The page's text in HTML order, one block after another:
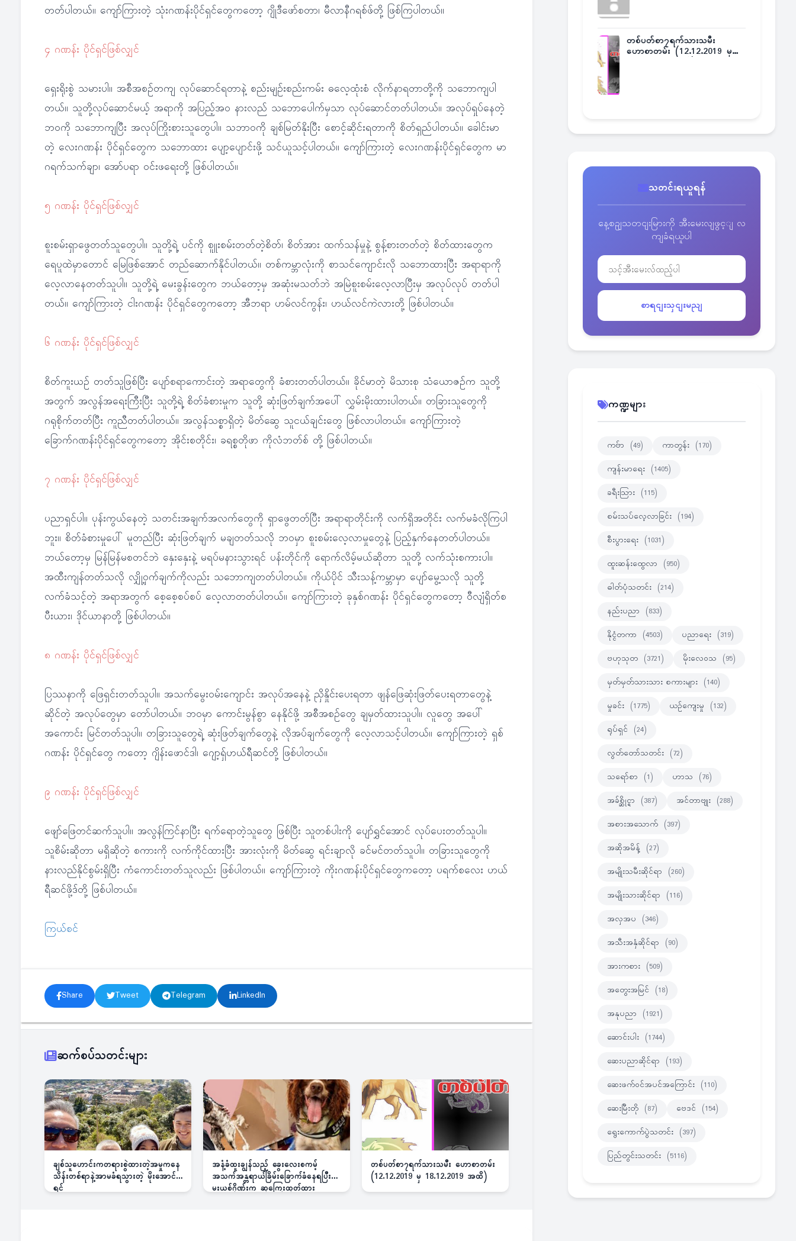
တတ်ပါတယ်။ ကျော်ကြားတဲ့ သုံးဂဏန်းပိုင်ရှင်တွေကတော့ ဂျိုဒီဖော်စတာ၊ မီလာနီဂရစ်ဖ်တို့ ဖြစ်ကြပါတယ်။
၄ ဂဏန်း ပိုင်ရှင်ဖြစ်လျှင်
ရှေးရိုးစွဲ သမားပါ။ အစီအစဉ်တကျ လုပ်ဆောင်ရတာနဲ့ စည်းမျဉ်းစည်းကမ်း ဓလေ့ထုံးစံ လိုက်နာရတာတို့ကို သဘောကျပါ
တယ်။ သူတို့လုပ်ဆောင်မယ့် အရာကို အပြည့်အ၀ နားလည် သဘောပေါက်မှသာ လုပ်ဆောင်တတ်ပါတယ်။ အလုပ်ရှုပ်နေတဲ့
ဘဝကို သဘောကျပြီး အလုပ်ကြိုးစားသူတွေပါ။ သဘာဝကို ချစ်မြတ်နိုးပြီး စောင့်ဆိုင်းရတာကို စိတ်ရှည်ပါတယ်။ ခေါင်းမာ
တဲ့ လေးဂဏန်း ပိုင်ရှင်တွေက သဘောထား ပျော့ပျောင်းဖို့ သင်ယူသင့်ပါတယ်။ ကျော်ကြားတဲ့ လေးဂဏန်းပိုင်ရှင်တွေက မာ
ဂရက်သက်ချာ၊ အော်ပရာ ဝင်းဖရေးတို့ ဖြစ်ပါတယ်။
၅ ဂဏန်း ပိုင်ရှင်ဖြစ်လျှင်
စူးစမ်းရှာဖွေတတ်သူတွေပါ။ သူတို့ရဲ့ ပင်ကို စူူးစမ်းတတ်တဲ့စိတ်၊ စိတ်အား ထက်သန်မှုနဲ့ စွန့်စားတတ်တဲ့ စိတ်ထားတွေက
ရေပူထဲမှာတောင် မြေဖြစ်အောင် တည်ဆောက်နိုင်ပါတယ်။ တစ်ကမ္ဘာလုံးကို စာသင်ကျောင်းလို သဘောထားပြီး အရာရာကို
လေ့လာနေတတ်သူပါ။ သူတို့ရဲ့ မေးခွန်းတွေက ဘယ်တော့မှ အဆုံးမသတ်ဘဲ အမြဲစူးစမ်းလေ့လာပြီးမှ အလုပ်လုပ် တတ်ပါ
တယ်။ ကျော်ကြားတဲ့ ငါးဂဏန်း ပိုင်ရှင်တွေကတော့ အီဘရာ ဟမ်လင်ကွန်း၊ ဟယ်လင်ကဲလားတို့ ဖြစ်ပါတယ်။
၆ ဂဏန်း ပိုင်ရှင်ဖြစ်လျှင်
စိတ်ကူးယဉ် တတ်သူဖြစ်ပြီး ပျော်စရာကောင်းတဲ့ အရာတွေကို ခံစားတတ်ပါတယ်။ ခိုင်မာတဲ့ မိသားစု သံယောဇဉ်က သူတို့
အတွက် အလွန်အရေးကြီးပြီး သူတို့ရဲ့ စိတ်ခံစားမှုက သူတို့ ဆုံးဖြတ်ချက်အပေါ် လွှမ်းမိုးထားပါတယ်။ တခြားသူတွေကို
ဂရုစိုက်တတ်ပြီး ကူညီတတ်ပါတယ်။ အလွန်သစ္စာရှိတဲ့ မိတ်ဆွေ သူငယ်ချင်းတွေ ဖြစ်လာပါတယ်။ ကျော်ကြားတဲ့
ခြောက်ဂဏန်းပိုင်ရှင်တွေကတော့ အိုင်းစတိုင်း၊ ခရစ္စတိုဖာ ကိုလံဘတ်စ် တို့ ဖြစ်ပါတယ်။
၇ ဂဏန်း ပိုင်ရှင်ဖြစ်လျှင်
ပညာရှင်ပါ။ ပုန်းကွယ်နေတဲ့ သတင်းအချက်အလက်တွေကို ရှာဖွေတတ်ပြီး အရာရာတိုင်းကို လက်ရှိအတိုင်း လက်မခံလိုကြပါ
ဘူး။ စိတ်ခံစားမှုပေါ် မူတည်ပြီး ဆုံးဖြတ်ချက် မချတတ်သလို ဘဝမှာ စူးစမ်းလေ့လာမှုတွေနဲ့ ပြည့်နှက်နေတတ်ပါတယ်။
ဘယ်တော့မှ မြန်မြန်မစတင်ဘဲ နှေးနှေးနဲ့ မရပ်မနားသွားရင် ပန်းတိုင်ကို ရောက်လိမ့်မယ်ဆိုတာ သူတို့ လက်သုံးစကားပါ။
အထီးကျန်တတ်သလို လျှို့ဝှက်ချက်ကိုလည်း သဘောကျတတ်ပါတယ်။ ကိုယ်ပိုင် သီးသန့်ကမ္ဘာမှာ ပျော်မွေ့သလို သူတို့
လက်ခံသင့်တဲ့ အရာအတွက် စေ့စေ့စပ်စပ် လေ့လာတတ်ပါတယ်။ ကျော်ကြားတဲ့ ခုနှစ်ဂဏန်း ပိုင်ရှင်တွေကတော့ ဝီလျံရှိတ်စ
ပီးယား၊ ဒိုင်ယာနာတို့ ဖြစ်ပါတယ်။
၈ ဂဏန်း ပိုင်ရှင်ဖြစ်လျှင်
ပြဿနာကို ဖြေရှင်းတတ်သူပါ။ အသက်မွေးဝမ်းကျောင်း အလုပ်အနေနဲ့ ညှိနှိုင်းပေးရတာ ဖျန်ဖြေဆုံးဖြတ်ပေးရတာတွေနဲ့
ဆိုင်တဲ့ အလုပ်တွေမှာ တော်ပါတယ်။ ဘဝမှာ ကောင်းမွန်စွာ နေနိုင်ဖို့ အစီအစဉ်တွေ ချမှတ်ထားသူပါ။ လူတွေ အပေါ်
အကောင်း မြင်တတ်သူပါ။ တခြားသူတွေရဲ့ ဆုံးဖြတ်ချက်တွေနဲ့ လိုအပ်ချက်တွေကို လေ့လာသင့်ပါတယ်။ ကျော်ကြားတဲ့ ရှစ်
ဂဏန်း ပိုင်ရှင်တွေ ကတော့ ဂျိန်းဖောင်ဒါ၊ ဂျော့ရှ်ဟယ်ရီဆင်တို့ ဖြစ်ပါတယ်။
၉ ဂဏန်း ပိုင်ရှင်ဖြစ်လျှင်
ဖျော်ဖြေတင်ဆက်သူပါ။ အလွန်ကြင်နာပြီး ရက်ရောတဲ့သူတွေ ဖြစ်ပြီး သူတစ်ပါးကို ပျော်ရွှင်အောင် လုပ်ပေးတတ်သူပါ။
သူစိမ်းဆိုတာ မရှိဆိုတဲ့ စကားကို လက်ကိုင်ထားပြီး အားလုံးကို မိတ်ဆွေ ရင်းချာလို ခင်မင်တတ်သူပါ။ တခြားသူတွေကို
နားလည်နိုင်စွမ်းရှိပြီး ကံကောင်းတတ်သူလည်း ဖြစ်ပါတယ်။ ကျော်ကြားတဲ့ ကိုးဂဏန်းပိုင်ရှင်တွေကတော့ ပရက်စလေး ဟယ်
ရီဆင်ဖို့ဒ်တို့ ဖြစ်ပါတယ်။
ကြယ်စင်
Share Tweet Telegram LinkedIn
ဆက်စပ်သတင်းများ
ချစ်သူဟောင်းကတရားစွဲထားတဲ့အမှုကနေ
သိန်းတစ်ရာနဲ့အာမခံရသွားတဲ့ မိုးအောင်
ရင်
အနံ့ခံထူးချွန်သည့် ခွေးလေးစကမ့်
အသက်အန္တရာယ်ခြိမ်းခြောက်ခံနေရပြီး
မူးယစ်ဂိုဏ်းက ဆုကြေးထုတ်ထား
တစ်ပတ်စာ၇ရက်သားသမီး ဟောစာတမ်း
(12.12.2019 မှ 18.12.2019 အထိ)
တစ်ပတ်စာ၇ရက်သားသမီး
ဟောစာတမ်း (12.12.2019 မှ
သတင်းရယူရန်
နေ့စဥျသတငျးမြားကို အီးမေးလျဖွင့ျ လ
ကျခံရယူပါ
စာရငျးသှငျးမညျ
ကဏ္ဍများ
ကဗ်ာ (49) ကာတွန်း (170)
ကျန်းမာရေး (1405)
ခရီးသြား (115)
စမ်းသပ်လေ့လာခြင်း (194)
စီးပွားရေး (1031)
ထူးဆန်းထွေလာ (950)
ဓါတ်ပုံသတင်း (214)
နည်းပညာ (833)
နိုင္ငံတကာ (4503) ပညာရေး (319)
ဗဟုသုတ (3721) မိုးလေဝသ (95)
မှတ်မှတ်သားသား စကားများ (140)
မှုခင်း (1775) ယဉ်ကျေးမှု (132)
ရုပ်ရှင် (24)
လွတ်တော်သတင်း (72)
သရော်စာ (1) ဟာသ (76)
အခ်စ္ဆိုင္ရာ (387) အင်တာဗျုး (288)
အစားအသောက် (397)
အဆိုအမိန့် (27)
အမျိုးသမီးဆိုင်ရာ (260)
အမျိုးသားဆိုင်ရာ (116)
အလှအပ (346)
အသီးအနှံဆိုင်ရာ (90)
အားကစား (509)
အတွေးအမြင် (18)
အနုပညာ (1921)
ဆောင်းပါး (1744)
ဆေးပညာဆိုင်ရာ (193)
ဆေးဖက်ဝင်အပင်အကြောင်း (110)
ဆေးမြီးတို (87) ဗေဒင် (154)
ရွေးကောက်ပွဲသတင်း (397)
ပြည်တွင်းသတင်း (5116)